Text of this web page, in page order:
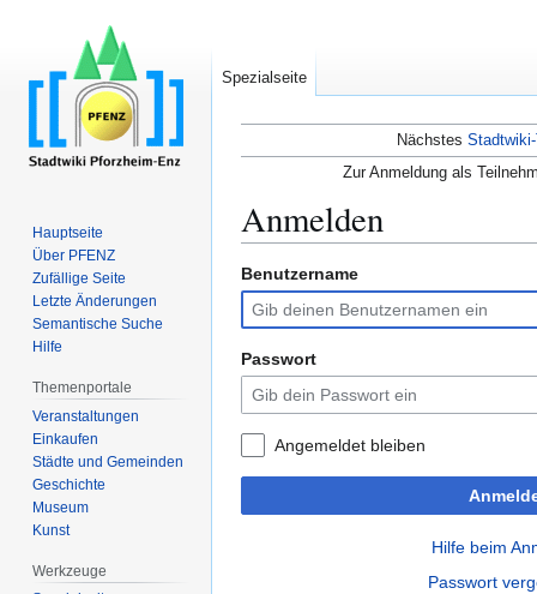
Nächstes
Zur Anmeldung als
Anmelden
Zur
Navigation
springen
Zur
Suche
springen
Benutzername
Passwort
Angemeldet bleiben
Hilfe beim
Passwort
Spezialseite
Hauptseite
Über PFENZ
Zufällige Seite
Letzte Änderungen
Semantische Suche
Hilfe
Themenportale
Veranstaltungen
Einkaufen
Städte und Gemeinden
Geschichte
Museum
Kunst
Werkzeuge